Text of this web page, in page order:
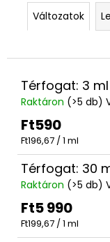
Változatok
Térfogat: 3 ml
Raktáron (>5 db)
Ft590
Egységár:
Ft196,67 / 1 ml
Térfogat: 30
Raktáron (>5 db)
Ft5 990
Egységár:
Ft199,67 / 1 ml